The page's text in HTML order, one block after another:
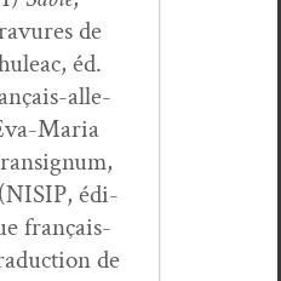
de
éd.
alle­
Maria
édi­
français-
de